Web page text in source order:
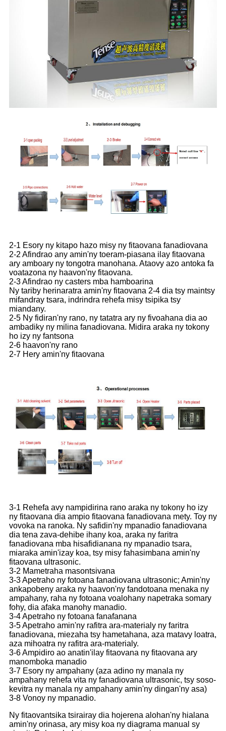
2-1 Esory ny kitapo hazo misy ny fitaovana fanadiovana
2-2 Afindrao any amin'ny toeram-piasana ilay fitaovana
ary amboary ny tongotra manohana. Ataovy azo antoka fa
voatazona ny haavon'ny fitaovana.
2-3 Afindrao ny casters mba hamboarina
Ny tariby herinaratra amin'ny fitaovana 2-4 dia tsy maintsy
mifandray tsara, indrindra rehefa misy tsipika tsy
miandany.
2-5 Ny fidiran'ny rano, ny tatatra ary ny fivoahana dia ao
ambadiky ny milina fanadiovana. Midira araka ny tokony
ho izy ny fantsona
2-6 haavon'ny rano
2-7 Hery amin'ny fitaovana
3-1 Rehefa avy nampidirina rano araka ny tokony ho izy
ny fitaovana dia ampio fitaovana fanadiovana mety. Toy ny
vovoka na ranoka. Ny safidin'ny mpanadio fanadiovana
dia tena zava-dehibe ihany koa, araka ny faritra
fanadiovana mba hisafidianana ny mpanadio tsara,
miaraka amin'izay koa, tsy misy fahasimbana amin'ny
fitaovana ultrasonic.
3-2 Mametraha masontsivana
3-3 Apetraho ny fotoana fanadiovana ultrasonic; Amin'ny
ankapobeny araka ny haavon'ny fandotoana menaka ny
ampahany, raha ny fotoana voalohany napetraka somary
fohy, dia afaka manohy manadio.
3-4 Apetraho ny fotoana fanafanana
3-5 Apetraho amin'ny rafitra ara-materialy ny faritra
fanadiovana, miezaha tsy hametahana, aza matavy loatra,
aza mihoatra ny rafitra ara-materialy.
3-6 Ampidiro ao anatin'ilay fitaovana ny fitaovana ary
manomboka manadio
3-7 Esory ny ampahany (aza adino ny manala ny
ampahany rehefa vita ny fanadiovana ultrasonic, tsy soso-
kevitra ny manala ny ampahany amin'ny dingan'ny asa)
3-8 Vonoy ny mpanadio.
Ny fitaovantsika tsirairay dia hojerena alohan'ny hialana
amin'ny orinasa, ary misy koa ny diagrama manual sy